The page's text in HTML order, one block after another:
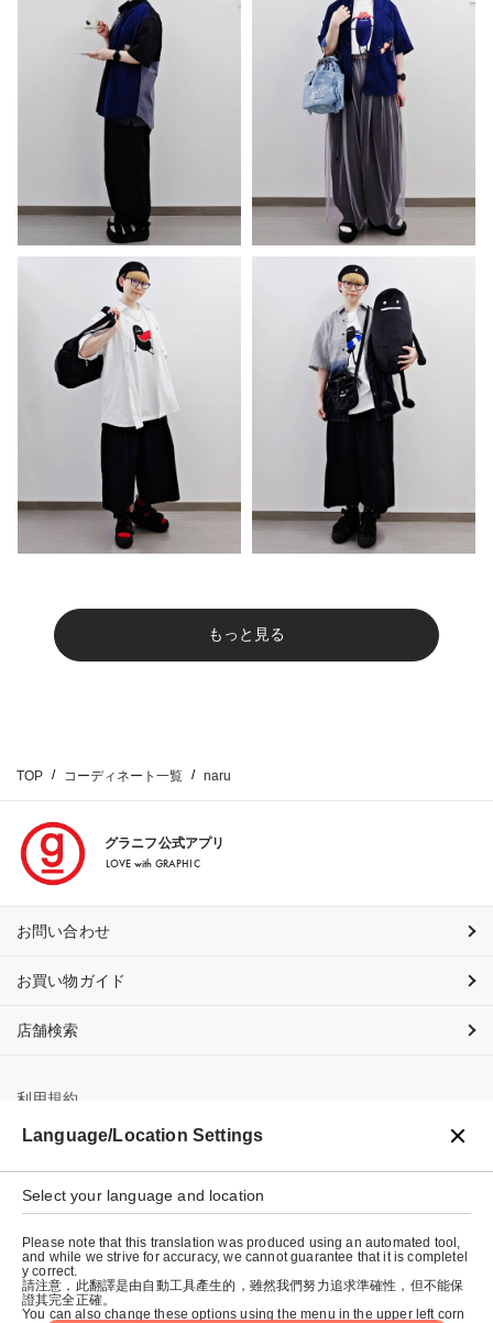
もっと見る
TOP コーディネート一覧 naru
グラニフ公式アプリ
LOVE with GRAPHIC
お問い合わせ
お買い物ガイド
店舗検索
利用規約
プライバシーポリシー
特定商取引法に基づく表示
会社概要
Language/Location Settings
Select your language and location
Please note that this translation was produced using an automated tool,
and while we strive for accuracy, we cannot guarantee that it is completel
y correct.
請注意，此翻譯是由自動工具產生的，雖然我們努力追求準確性，但不能保
證其完全正確。
You can also change these options using the menu in the upper left corn